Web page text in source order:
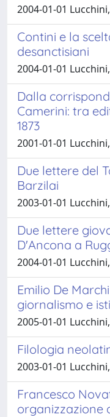
2004-01-01
Contini e la
desanctisiani
2004-01-01
Dalla
Camerini: tra
1873
2001-01-01
Due lettere del
Barzilai
2003-01-01
Due lettere
D'Ancona a
2004-01-01
Emilio De
giornalismo e
2005-01-01
Filologia
2003-01-01
Francesco
organizzazione